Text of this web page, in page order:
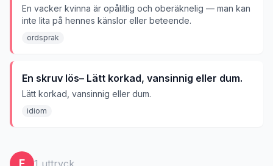
En vacker kvinna är opålitlig och oberäknelig — man kan
inte lita på hennes känslor eller beteende.
ordsprak
En skruv lös– Lätt korkad, vansinnig eller dum.
Lätt korkad, vansinnig eller dum.
idiom
F 1 uttryck